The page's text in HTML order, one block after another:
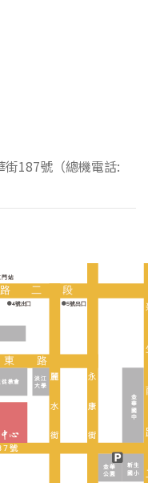
187號（總機電話: